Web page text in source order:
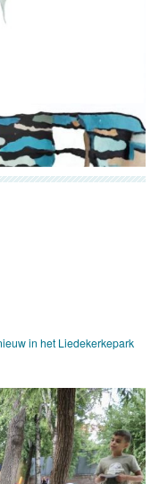
in het Liedekerkepark